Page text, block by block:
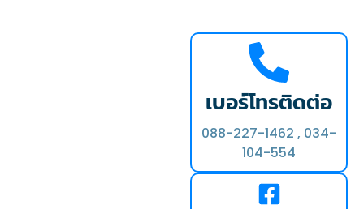
เบอร์โทรติดต่อ
088-227-1462 , 034-
104-554